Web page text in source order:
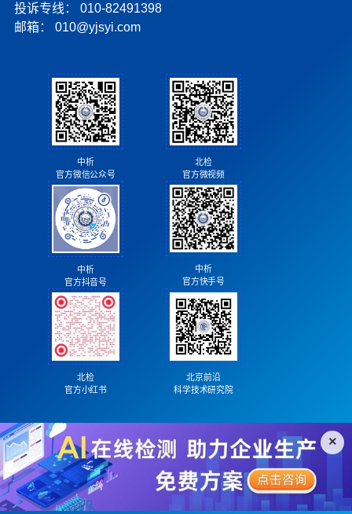
投诉专线： 010-82491398
邮箱： 010@yjsyi.com
中析
官方微信公众号
北检
官方微视频
中析
官方抖音号
中析
官方快手号
北检
官方小红书
北京前沿
科学技术研究院
×